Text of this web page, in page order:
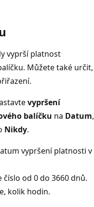
vyprší platnost
Můžete také určit,
vypršení
balíčku na Datum,
Nikdy.
vypršení platnosti v
od 0 do 3660 dnů.
kolik hodin.